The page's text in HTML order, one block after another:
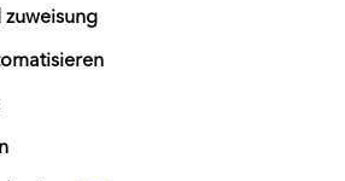
zuweisung